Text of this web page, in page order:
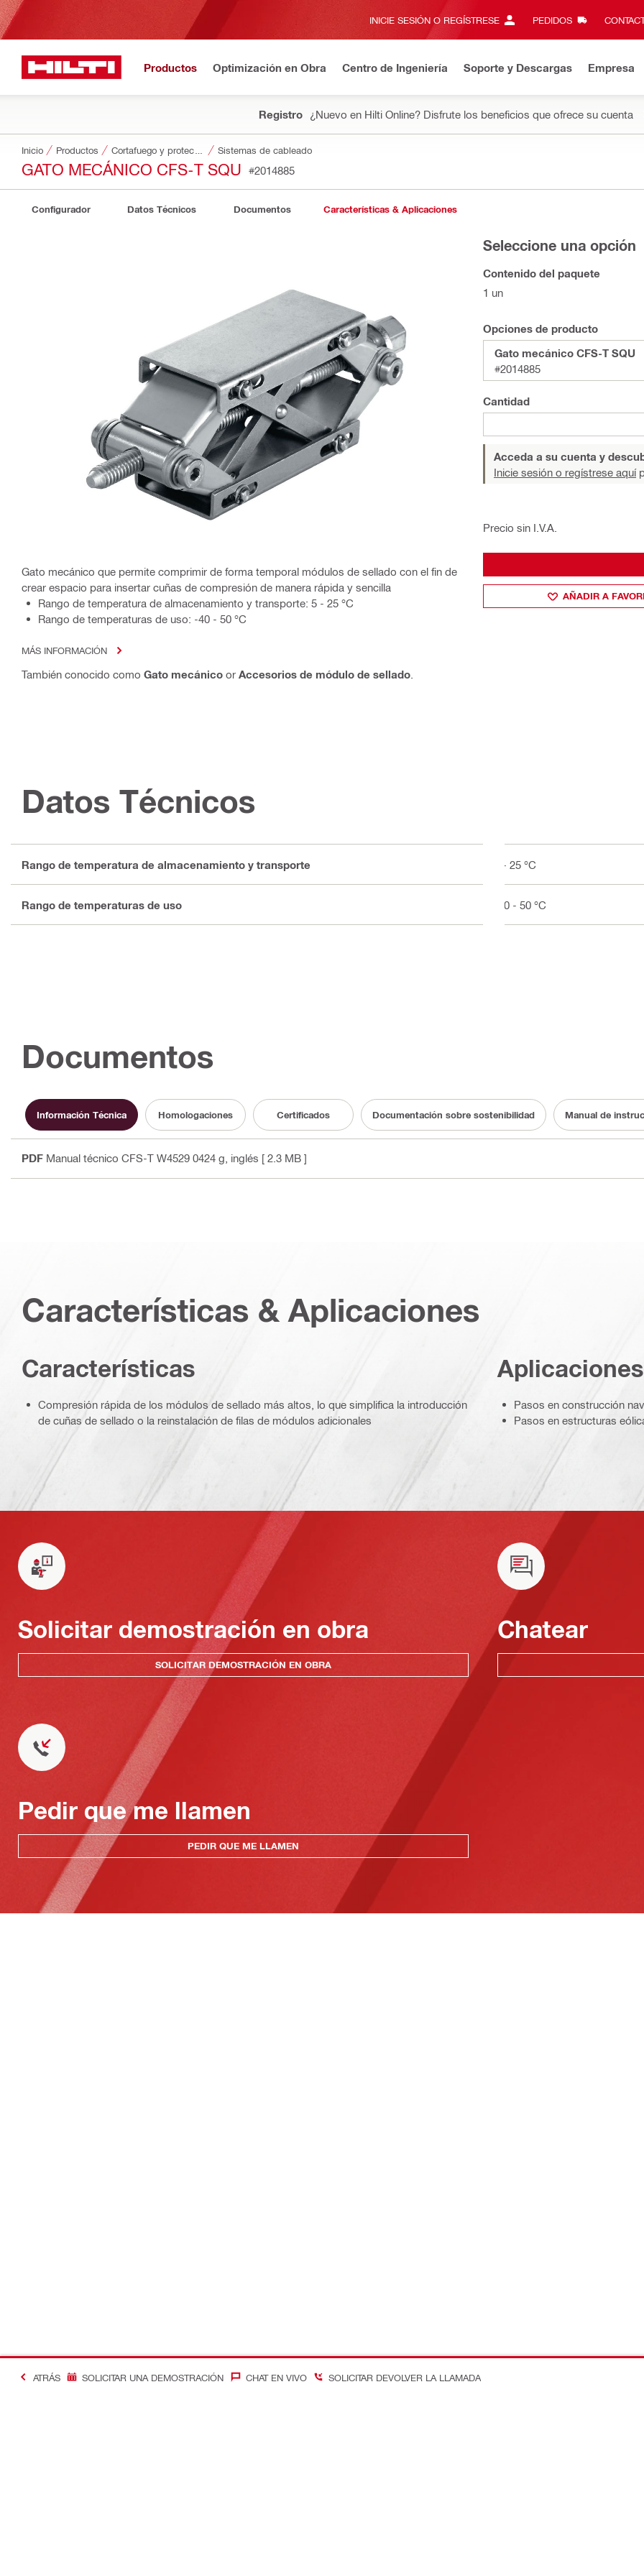
INICIE SESIÓN O REGÍSTRESE PEDIDOS
Productos Optimización en Obra Centro de Ingeniería Soporte y Descargas Empresa
Registro ¿Nuevo en Hilti Online? Disfrute los beneficios que ofrece su cuenta
Inicio Productos Sistemas de cableado
GATO MECÁNICO CFS-T SQU #2014885
Configurador Datos Técnicos Documentos Características & Aplicaciones
Gato mecánico que permite comprimir de forma temporal módulos de sellado con el fin de
crear espacio para insertar cuñas de compresión de manera rápida y sencilla
Rango de temperatura de almacenamiento y transporte: 5 - 25 °C
Rango de temperaturas de uso: -40 - 50 °C
MÁS INFORMACIÓN
También conocido como Gato mecánico or Accesorios de módulo de sellado
Seleccione una opción
Contenido del paquete
1 un
Opciones de producto
Gato mecánico CFS-T SQU
#2014885
Cantidad
Acceda a su cuenta y
Inicie sesión o regístrese aquí
Precio sin I.V.A.
AÑADIR A
Datos Técnicos
Rango de temperatura de almacenamiento y transporte 5 - 25 °C
Rango de temperaturas de uso -40 - 50 °C
Documentos
Información Técnica Homologaciones Certificados Documentación sobre sostenibilidad Manual de
PDF Manual técnico CFS-T W4529 0424 g , inglés [ 2.3 MB ]
Características & Aplicaciones
Características
Compresión rápida de los módulos de sellado más altos, lo que simplifica la introducción
de cuñas de sellado o la reinstalación de filas de módulos adicionales
Aplicaciones
Pasos en construcción
Pasos en estructuras
Solicitar demostración en obra
SOLICITAR DEMOSTRACIÓN EN OBRA
Chatear
Pedir que me llamen
PEDIR QUE ME LLAMEN
ATRÁS SOLICITAR UNA DEMOSTRACIÓN CHAT EN VIVO SOLICITAR DEVOLVER LA LLAMADA